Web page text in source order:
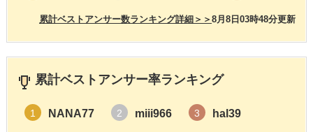
8月8日03時48分更新
累計ベストアンサー数ランキング詳細＞＞
累計ベストアンサー率ランキング
1 NANA77 2 miii966 3 hal39